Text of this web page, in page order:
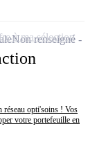
opti'soins ! Vos
votre portefeuille en
Non renseigné
à ma sélection